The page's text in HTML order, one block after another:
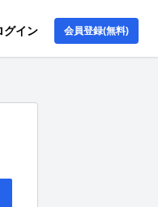
グイン 会員登録(無料)